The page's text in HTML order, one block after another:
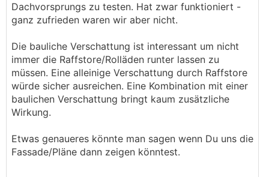
Dachvorsprungs zu testen. Hat zwar funktioniert -
ganz zufrieden waren wir aber nicht.
Die bauliche Verschattung ist interessant um nicht
immer die Raffstore/Rolläden runter lassen zu
müssen. Eine alleinige Verschattung durch Raffstore
würde sicher ausreichen. Eine Kombination mit einer
baulichen Verschattung bringt kaum zusätzliche
Wirkung.
Etwas genaueres könnte man sagen wenn Du uns die
Fassade/Pläne dann zeigen könntest.